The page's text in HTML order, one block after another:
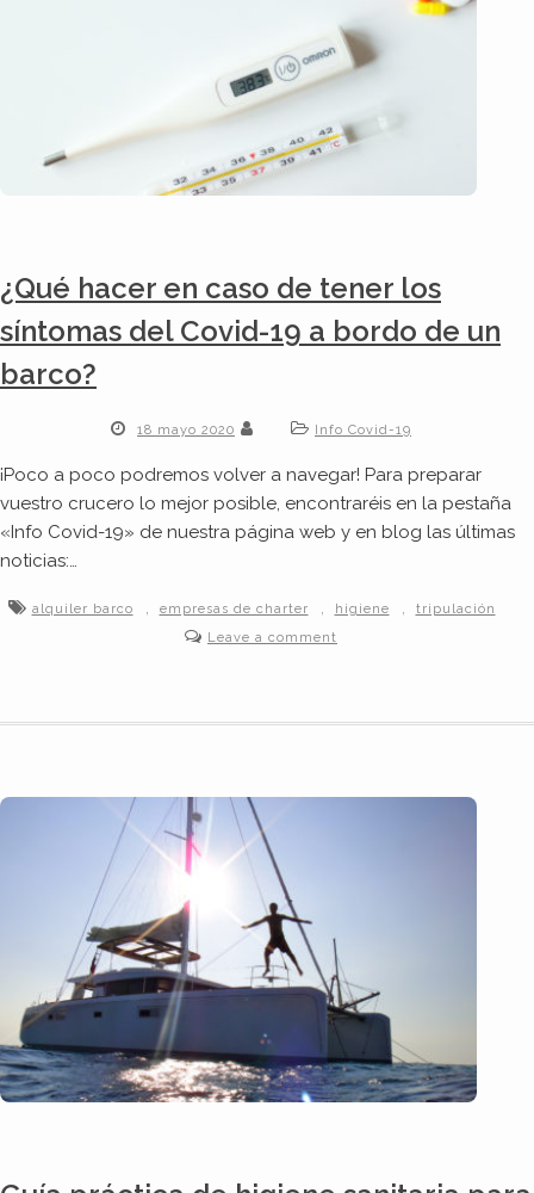
¿Qué hacer en caso de tener los
síntomas del Covid-19 a bordo de un
barco?
18 mayo 2020 Info Covid-19
¡Poco a poco podremos volver a navegar! Para preparar
vuestro crucero lo mejor posible, encontraréis en la pestaña
«Info Covid-19» de nuestra página web y en blog las últimas
noticias:…
alquiler barco , empresas de charter , higiene ,
tripulación
Leave a comment